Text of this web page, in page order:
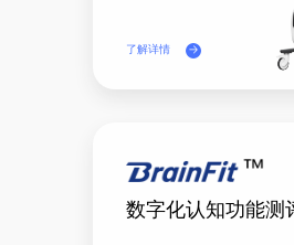
了解详情
数字化认知功能测